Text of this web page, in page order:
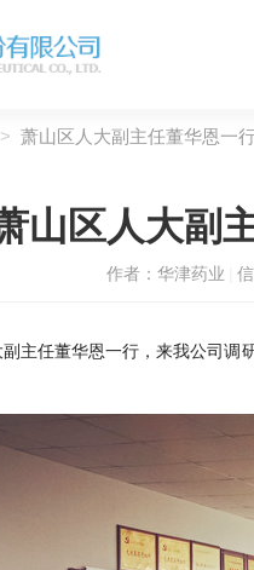
> 萧山区人大副主任董华恩一
山区人大副
作者： 华津药业
任董华恩一行，来我公司调